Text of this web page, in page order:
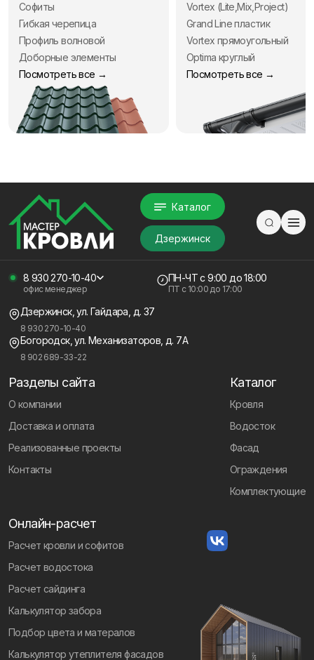
Софиты
Гибкая черепица
Профиль волновой
Доборные элементы
Посмотреть все →
Vortex (Lite,Mix,Project)
Grand Line пластик
Vortex прямоугольный
Optima круглый
Посмотреть все →
Каталог
Дзержинск
8 930 270-10-40
офис менеджер
ПН-ЧТс 9:00 до 18:00
ПТ с 10:00 до 17:00
Дзержинск, ул. Гайдара, д. 37
8 930 270-10-40
Богородск, ул. Механизаторов, д. 7А
8 902 689-33-22
Разделы сайта
О компании
Доставка и оплата
Реализованные проекты
Контакты
Каталог
Кровля
Водосток
Фасад
Ограждения
Комплектующие
Онлайн-расчет
Расчет кровли и софитов
Расчет водостока
Расчет сайдинга
Калькулятор забора
Подбор цвета и матералов
Калькулятор утеплителя фасадов